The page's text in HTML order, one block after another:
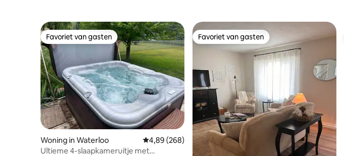
Favoriet van gasten
Favoriet van gasten
Woning in Waterloo Gemiddelde beoordeling van 4,89 uit 5, 268 recensies
4,89 (268)
Ultieme 4-slaapkameruitje met
Favoriet van gasten
Favoriet van gasten